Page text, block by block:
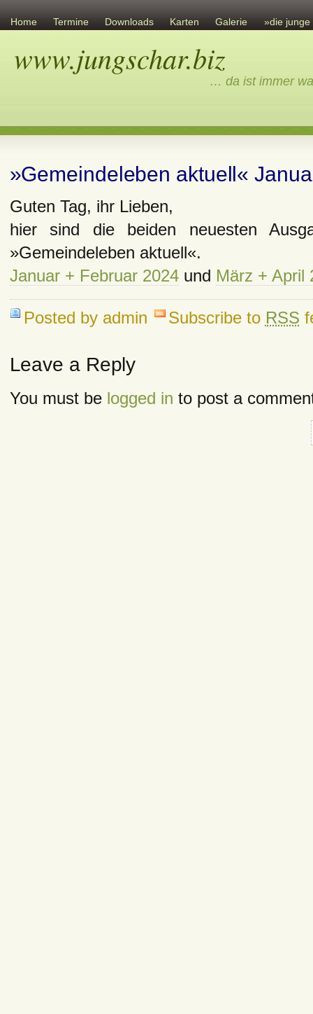
Home Termine Downloads Karten Galerie »die junge
www.jungschar.biz
… da ist immer
»Gemeindeleben aktuell«
Guten Tag, ihr Lieben,
hier sind die beiden neuesten
»Gemeindeleben aktuell«.
Januar + Februar 2024und März + April
Posted by admin Subscribe to RSS
Leave a Reply
You must be logged in to post a